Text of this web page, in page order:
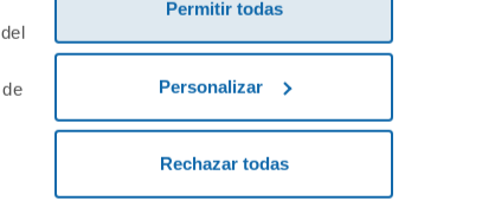
Permitir todas
Personalizar
Rechazar todas